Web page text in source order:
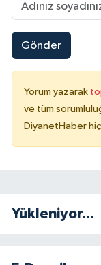
Gönder
Yorum yazarak
ve tüm
DiyanetHaber
Yükleniyor...
Şırnak
Tekirdağ